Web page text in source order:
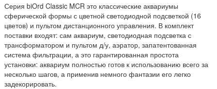
Серия biOrd Classic MCR это классические аквариумы
сферической формы с цветной светодиодной подсветкой (16
цветов) и пультом дистанционного управления. В комплект
поставки входят: сам аквариум, светодиодная подсветка с
трансформатором и пультом д/у, аэратор, запатентованная
система фильтрации, а это гарантированная простота
установки: аквариум полностью готов к использованию всего за
несколько шагов, а применив немного фантазии его легко
задекорировать.